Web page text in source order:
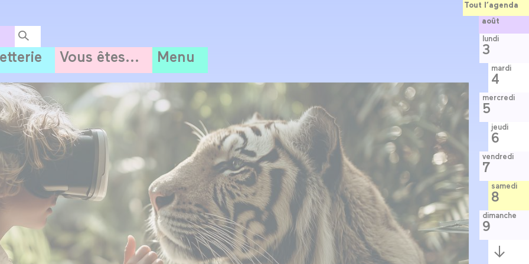
Vous êtes... Menu
Tout l’agenda
août
lundi
3
mardi
4
mercredi
5
jeudi
6
vendredi
7
samedi
8
dimanche
9
Semaine
suivante